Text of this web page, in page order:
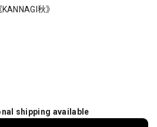
秋》
shipping available